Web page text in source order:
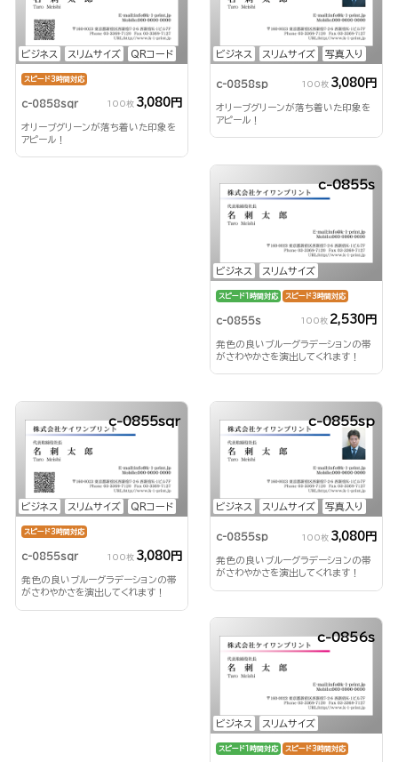
ビジネス スリムサイズ QRコード
スピード3時間対応
c-0858sqr 100枚 3,080円
オリーブグリーンが落ち着いた印象を
アピール！
ビジネス スリムサイズ 写真入り
c-0858sp 100枚 3,080円
オリーブグリーンが落ち着いた印象を
アピール！
ビジネス スリムサイズ
c-0855s
スピード1時間対応 スピード3時間対応
c-0855s 100枚 2,530円
発色の良いブルーグラデーションの帯
がさわやかさを演出してくれます！
ビジネス スリムサイズ QRコード
c-0855sqr
スピード3時間対応
c-0855sqr 100枚 3,080円
発色の良いブルーグラデーションの帯
がさわやかさを演出してくれます！
ビジネス スリムサイズ 写真入り
c-0855sp
c-0855sp 100枚 3,080円
発色の良いブルーグラデーションの帯
がさわやかさを演出してくれます！
ビジネス スリムサイズ
c-0856s
スピード1時間対応 スピード3時間対応